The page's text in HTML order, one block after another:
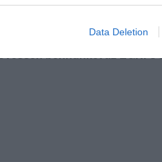
Data Deletion
bennünket az EGRI